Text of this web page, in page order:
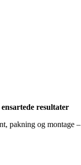
resultater
pakning og montage